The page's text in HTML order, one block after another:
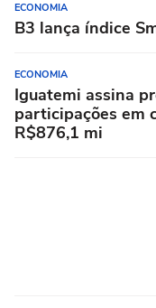
ECONOMIA
B3 lança índice
ECONOMIA
Iguatemi assina
participações em
R$876,1 mi